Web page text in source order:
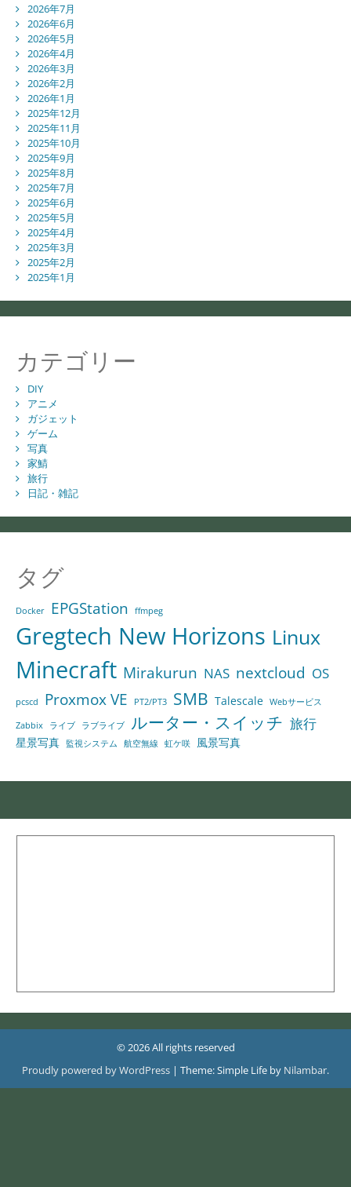
2026年7月
2026年6月
2026年5月
2026年4月
2026年3月
2026年2月
2026年1月
2025年12月
2025年11月
2025年10月
2025年9月
2025年8月
2025年7月
2025年6月
2025年5月
2025年4月
2025年3月
2025年2月
2025年1月
カテゴリー
DIY
アニメ
ガジェット
ゲーム
写真
家鯖
旅行
日記・雑記
タグ
Docker EPGStation ffmpeg
Gregtech New Horizons Linux
Minecraft Mirakurun NAS nextcloud OS
pcscd Proxmox VE PT2/PT3 SMB Talescale Webサービス
Zabbix ライブ ラブライブ ルーター・スイッチ 旅行
星景写真 監視システム 航空無線 虹ケ咲 風景写真
© 2026 All rights reserved
Proudly powered by WordPress | Theme: Simple Life by Nilambar.